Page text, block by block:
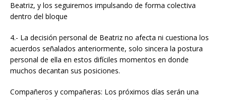
Beatriz, y los seguiremos impulsando de forma colectiva
dentro del bloque
4.- La decisión personal de Beatriz no afecta ni cuestiona los
acuerdos señalados anteriormente, solo sincera la postura
personal de ella en estos difíciles momentos en donde
muchos decantan sus posiciones.
Compañeros y compañeras: Los próximos días serán una